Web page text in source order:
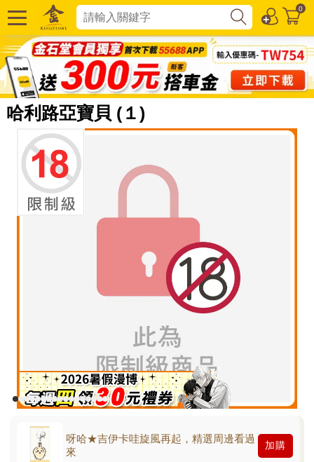
0
哈利路亞寶貝 (１)
呀哈★吉伊卡哇旋風再起，精選周邊看過
來
加購